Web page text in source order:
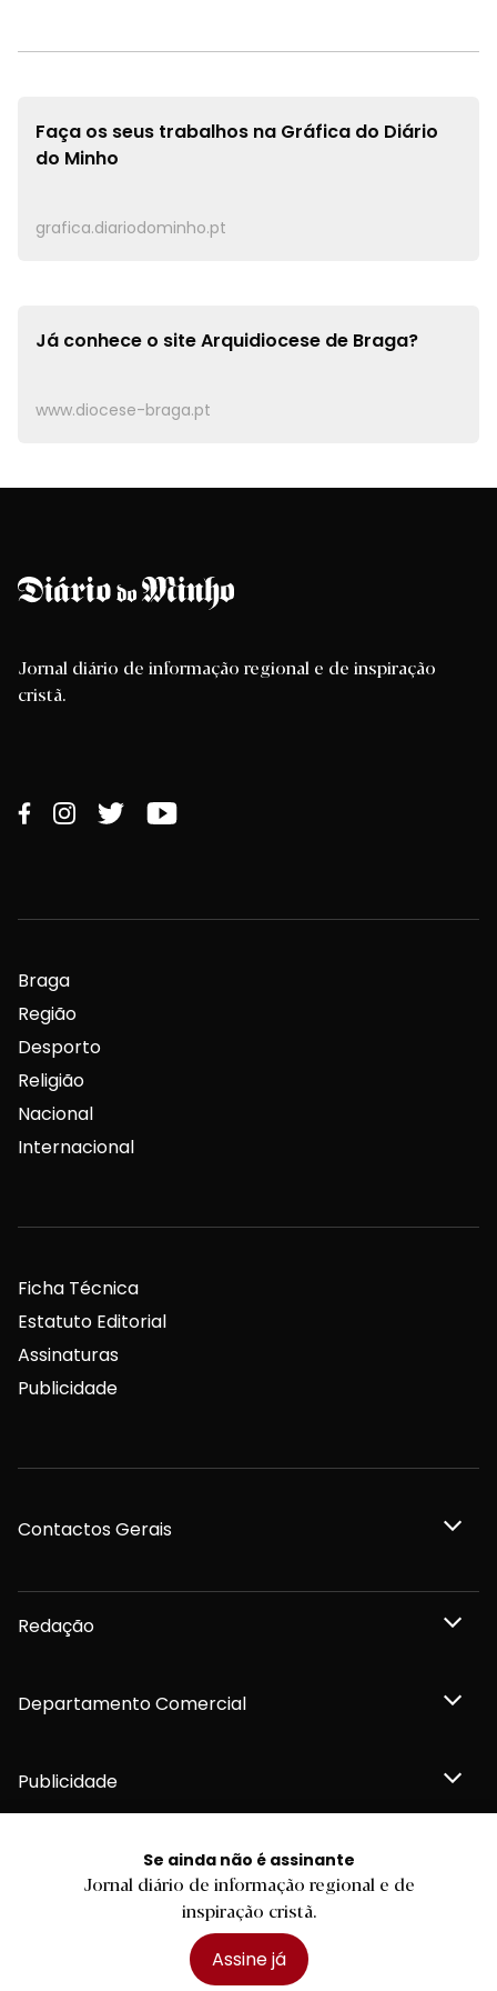
Faça os seus trabalhos na Gráfica do Diário
do Minho
grafica.diariodominho.pt
Já conhece o siteArquidiocese de Braga?
www.diocese-braga.pt
Se ainda não é assinante
Jornal diário de informação regional e de
inspiração cristã.
Assine já
Jornal diário de informação regional e de inspiração
cristã.
Braga
Região
Desporto
Religião
Nacional
Internacional
Ficha Técnica
Estatuto Editorial
Assinaturas
Publicidade
Contactos Gerais
Redação
Departamento Comercial
Publicidade
Privacidade e Cookies
Declaração de compromisso FSC®
Política de Confidencialidade